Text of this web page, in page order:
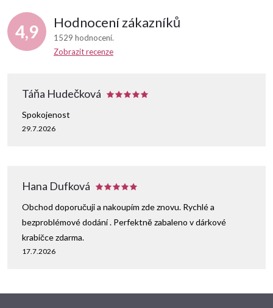
4,9 Hodnocení zákazníků
1529 hodnocení
Zobrazit recenze
Táňa Hudečková
29.7.2026
Spokojenost
Hana Dufková
17.7.2026
Obchod doporučuji a nakoupím zde znovu. Rychlé a
bezproblémové dodání . Perfektně zabaleno v dárkové
krabičce zdarma.